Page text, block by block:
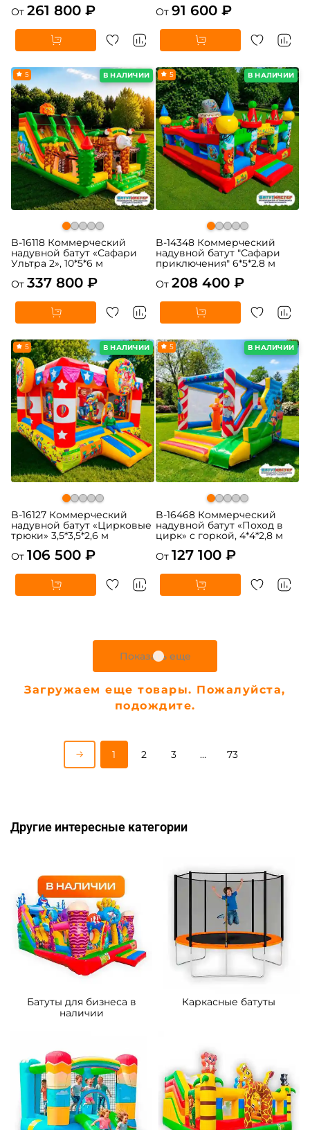
От 261 800 ₽
От 91 600 ₽
В НАЛИЧИИ
5
B-16118 Коммерческий
надувной батут «Сафари
Ультра 2», 10*5*6 м
От 337 800 ₽
В НАЛИЧИИ
5
B-14348 Коммерческий
надувной батут "Сафари
приключения" 6*5*2.8 м
От 208 400 ₽
В НАЛИЧИИ
5
B-16127 Коммерческий
надувной батут «Цирковые
трюки» 3,5*3,5*2,6 м
От 106 500 ₽
В НАЛИЧИИ
5
B-16468 Коммерческий
надувной батут «Поход в
цирк» с горкой, 4*4*2,8 м
От 127 100 ₽
От 306 900 ₽
От 447 900 ₽
В НАЛИЧИИ
B-16438 Коммерческий
надувной батут «Тигриная
страна 4», 9*5*5 м
От 287 300 ₽
B-16128 Коммерческий
надувной батут «Мини
джунгли» с горкой, 4*3,5*2,6
м.
От
90 500 ₽